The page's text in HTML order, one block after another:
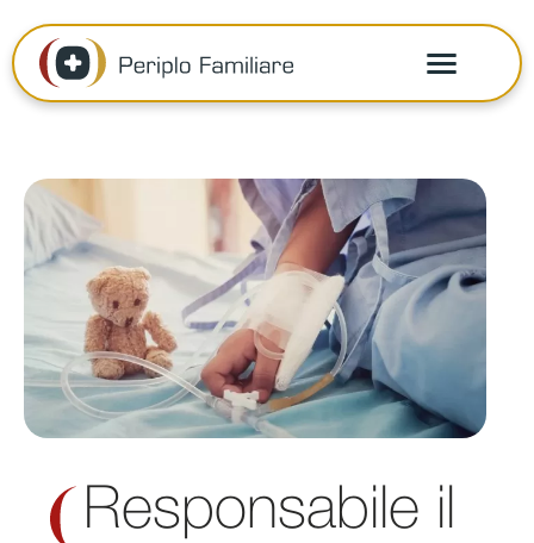
Responsabile il